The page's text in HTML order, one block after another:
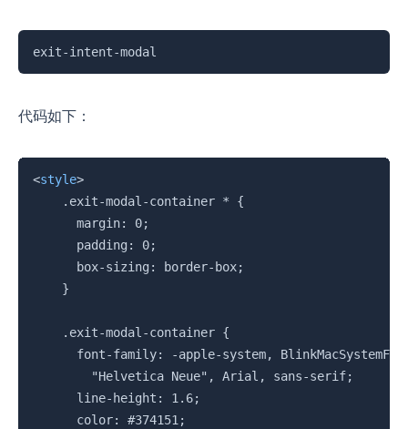
exit-intent-modal
代码如下：
<style>
    .exit-modal-container * {
      margin: 0;
      padding: 0;
      box-sizing: border-box;
    }
    .exit-modal-container {
font-family: -apple-system,
        "Helvetica Neue", Arial, sans-serif;
      line-height: 1.6;
      color: #374151;